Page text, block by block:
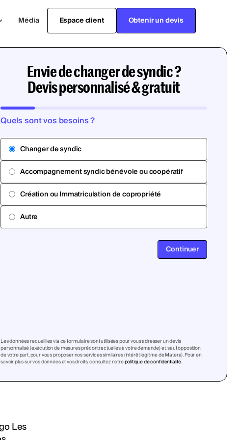
Média Espace client Obtenir un devis
Envie de changer de syndic ?
Devis personnalisé & gratuit
Quels sont vos besoins ?
Changer de syndic
Accompagnement syndic bénévole ou coopératif
Création ou Immatriculation de copropriété
Autre
Continuer
Les données recueillies via ce formulaire sont utilisées pour vous adresser un devis
personnalisé (exécution de mesures précontractuelles à votre demande) et, sauf opposition
de votre part, pour vous proposer nos services similaires (intérêt légitime de Matera). Pour en
savoir plus sur vos données et vos droits, consultez notrepolitique de confidentialité.